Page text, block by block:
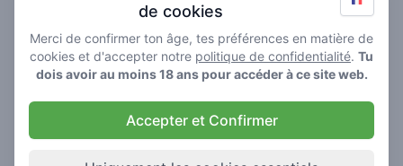
🍃
Yellow Highness
1/ 5
21-01-2026
Belachelijk slechte wiet vroeg voor de selectie
de cookies
Merci de confirmer ton âge, tes préférences en matière de
cookies et d'accepter notre politique de confidentialité. Tu
dois avoir au moins 18 ans pour accéder à ce site web.
Accepter et Confirmer